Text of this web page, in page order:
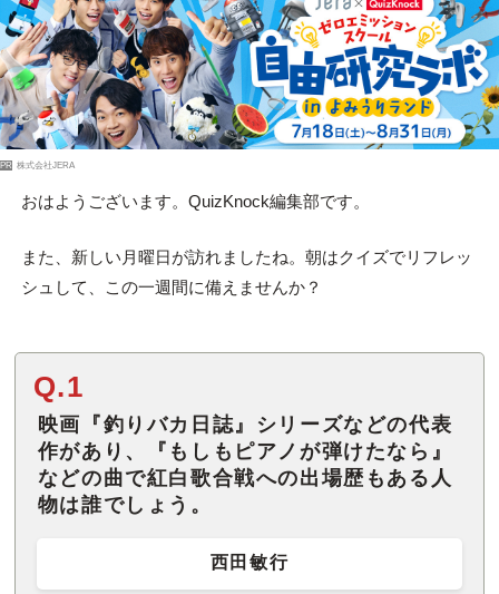
PR 株式会社JERA
おはようございます。QuizKnock編集部です。
また、新しい月曜日が訪れましたね。朝はクイズでリフレッ
シュして、この一週間に備えませんか？
Q.1
映画『釣りバカ日誌』シリーズなどの代表
作があり、『もしもピアノが弾けたなら』
などの曲で紅白歌合戦への出場歴もある人
物は誰でしょう。
西田敏行